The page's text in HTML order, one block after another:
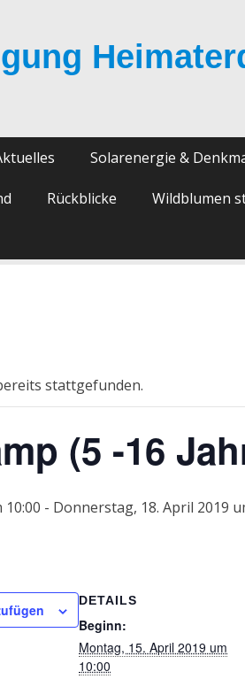
Solarenergie &
Rückblicke Wildblumen
stattgefunden.
(5 -16
- Donnerstag, 18. April 2019
DETAILS
Beginn:
Montag, 15. April 2019 um
10:00